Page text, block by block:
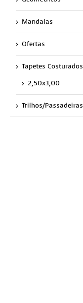
Mandalas
Ofertas
Tapetes Costurados
2,50x3,00
Trilhos/Passadeiras